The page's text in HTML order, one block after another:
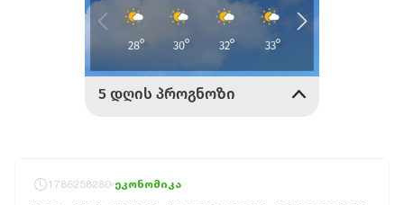
1786258280 ეკონომიკა